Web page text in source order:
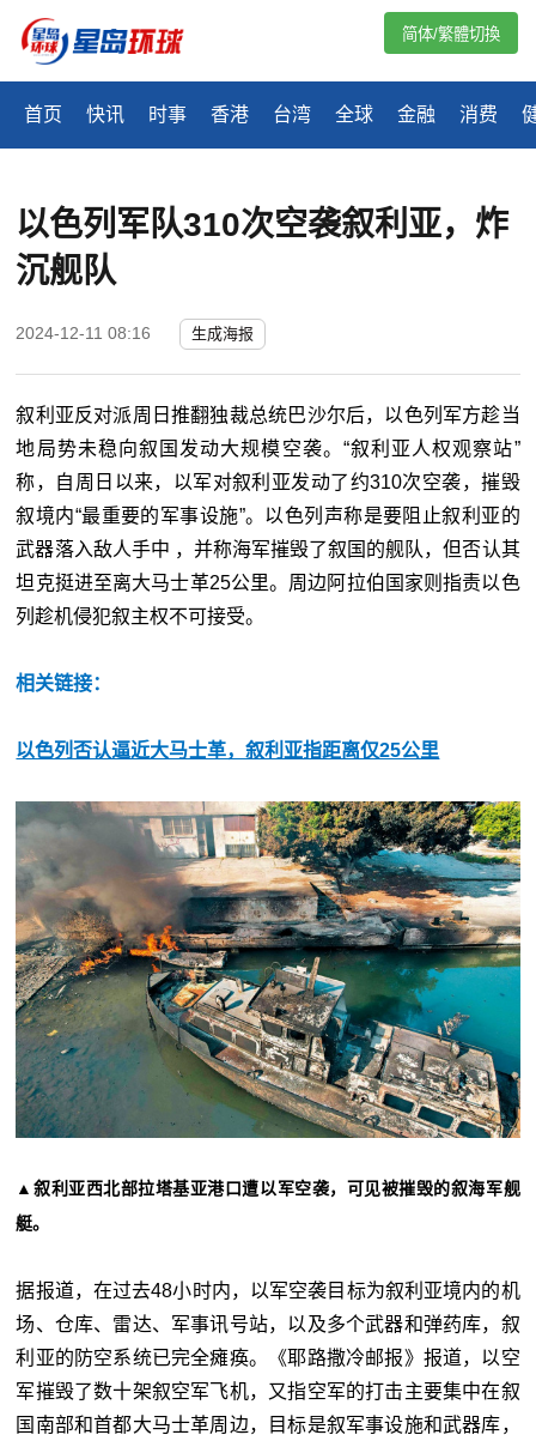
首页 快讯 时事 香港 台湾 全球 金融 消费
简体/繁體切換
以色列军队310次空袭叙利亚，炸
沉舰队
2024-12-11 08:16 生成海报
叙利亚反对派周日推翻独裁总统巴沙尔后，以色列军方趁当
地局势未稳向叙国发动大规模空袭。“叙利亚人权观察站”
称，自周日以来，以军对叙利亚发动了约310次空袭，摧毁
叙境内“最重要的军事设施”。以色列声称是要阻止叙利亚的
武器落入敌人手中 ，并称海军摧毁了叙国的舰队，但否认其
坦克挺进至离大马士革25公里。周边阿拉伯国家则指责以色
列趁机侵犯叙主权不可接受。
相关链接：
以色列否认逼近大马士革，叙利亚指距离仅25公里
▲叙利亚西北部拉塔基亚港口遭以军空袭，可见被摧毁的叙海军舰
艇。
据报道，在过去48小时内，以军空袭目标为叙利亚境内的机
场、仓库、雷达、军事讯号站，以及多个武器和弹药库，叙
利亚的防空系统已完全瘫痪。《耶路撒冷邮报》报道，以空
军摧毁了数十架叙空军飞机，又指空军的打击主要集中在叙
国南部和首都大马士革周边，目标是叙军事设施和武器库，